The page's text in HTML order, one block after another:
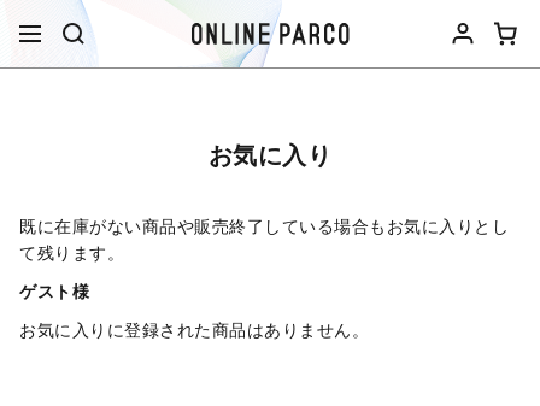
お気に入り
既に在庫がない商品や販売終了している場合もお気に入りとし
て残ります。
ゲスト様
お気に入りに登録された商品はありません。